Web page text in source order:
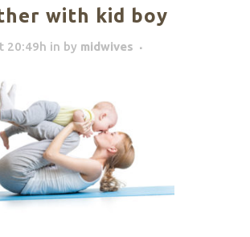
with kid boy
20:49h in by midwives